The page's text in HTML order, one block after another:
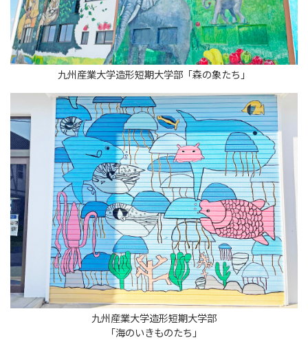
九州産業大学造形短期大学部「森の象たち」
九州産業大学造形短期大学部
「海のいきものたち」